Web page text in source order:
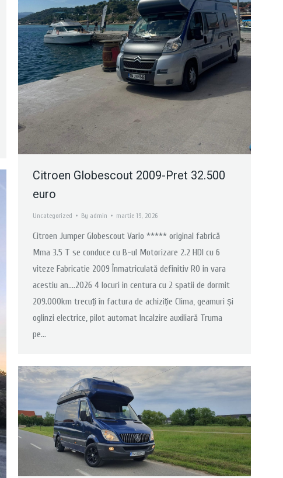
Citroen Globescout 2009-Pret 32.500
euro
Uncategorized By admin martie 19, 2026
Citroen Jumper Globescout Vario ***** original fabrică
Mma 3.5 T se conduce cu B-ul Motorizare 2.2 HDI cu 6
viteze Fabricatie 2009 Înmatriculată definitiv RO in vara
acestiu an….2026 4 locuri in centura cu 2 spatii de dormit
209.000km trecuți în factura de achiziție Clima, geamuri și
oglinzi electrice, pilot automat Incalzire auxiliară Truma
pe…